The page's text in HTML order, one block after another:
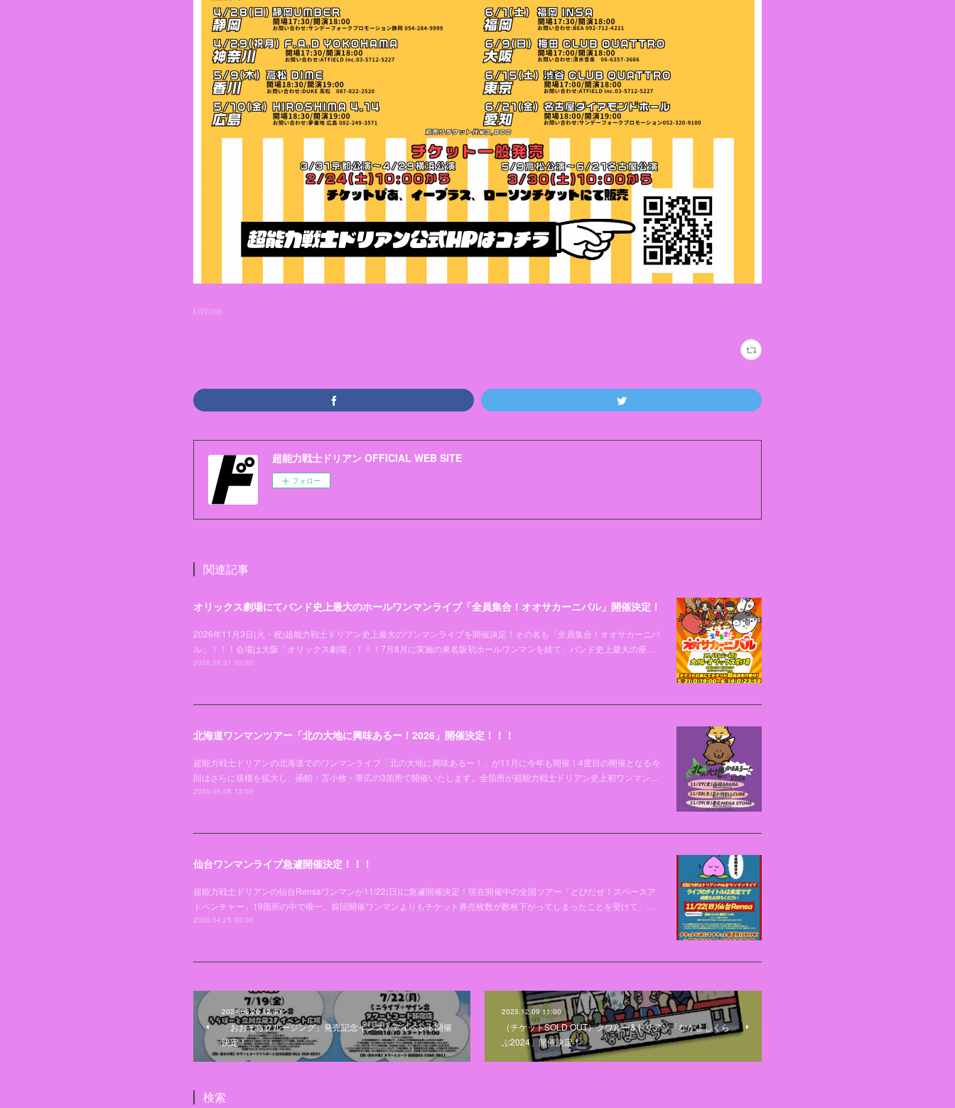
LIVE(33)
超能力戦士ドリアン OFFICIAL WEB SITE
フォロー
関連記事
オリックス劇場にてバンド史上最大のホールワンマンライブ「全員集合！オオサカーニバル」開催決定！
2026年11月3日(火・祝)超能力戦士ドリアン史上最大のワンマンライブを開催決定！その名も「全員集合！オオサカーニバ
ル」！！！会場は大阪「オリックス劇場」！！！7月8月に実施の東名阪初ホールワンマンを経て、バンド史上最大の座…
2026.05.31 10:00
北海道ワンマンツアー「北の大地に興味あるー！2026」開催決定！！！
超能力戦士ドリアンの北海道でのワンマンライブ「北の大地に興味あるー！」が11月に今年も開催！4度目の開催となる今
回はさらに規模を拡大し、函館・苫小牧・帯広の3箇所で開催いたします。全箇所が超能力戦士ドリアン史上初ワンマン…
2026.05.08 13:00
仙台ワンマンライブ急遽開催決定！！！
超能力戦士ドリアンの仙台Rensaワンマンが11/22(日)に急遽開催決定！現在開催中の全国ツアー「とびだせ！スペースア
ドベンチャー」19箇所の中で唯一、前回開催ワンマンよりもチケット券売枚数が数枚下がってしまったことを受けて、…
2026.04.25 03:00
2024.06.20 12:00
「おおぞらクルージング」発売記念インストアイベント開催
決定！
2023.12.09 11:00
（チケットSOLD OUT）クワルー&ドリアン「なかよしくら
ぶ2024」開催決定！
検索